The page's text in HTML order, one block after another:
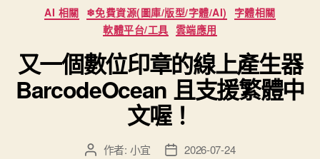
分
類
AI 相關 ❄免費資源(圖庫/版型/字體/AI)
字體相關
軟體平台/工具 雲端應用
又一個數位印章的線上產生器
BarcodeOcean 且支援繁體中
文喔！
文 作者: 小宜
文 2026-07-24